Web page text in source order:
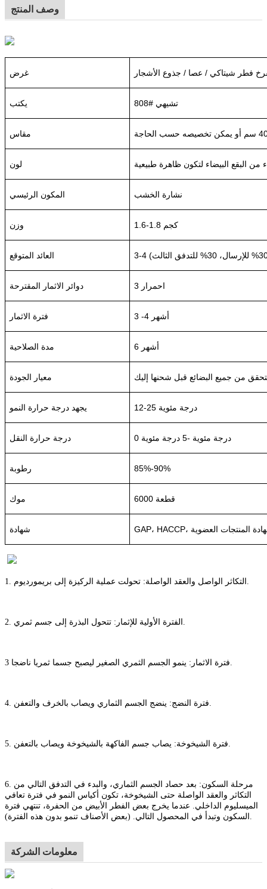
وصف المنتج
غرض فطر شيتاكي / عصا / جذوع الأشجار
يكتب تشيهي #808
مقاس
لون
المكون الرئيسي نشارة الخشب
وزن 1.6-1.8 كجم
العائد المتوقع
دوائر الاثمار المقترحة 3 احمرار
فترة الاثمار 3 -4 أشهر
مدة الصلاحية 6 أشهر
معيار الجودة
يجهد درجة حرارة النمو 12-25 درجة مئوية
درجة حرارة النقل 0 درجة مئوية -5 درجة مئوية
رطوبة 85%-90%
موك 6000 قطعة
شهادة
6. مرحلة السكون: بعد حصاد الجسم الثماري، والبدء في التدفق التالي من
التكاثر والعقد الواصلة حتى الشيخوخة، تكون أكياس النمو في فترة تعافي
الميسليوم الداخلي. عندما يخرج بعض الفطر الأبيض من الحفرة، تنتهي فترة
معلومات الشركة